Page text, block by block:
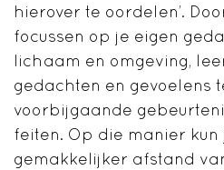
hierover te oordelen’.
focussen op je eigen
lichaam en omgeving,
gedachten en gevoelens
voorbijgaande
feiten. Op die manier
gemakkelijker afstand